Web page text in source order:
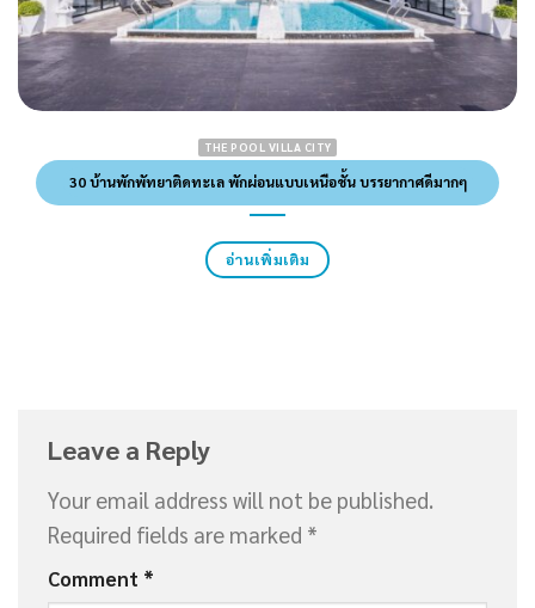
THE POOL VILLA CITY
30 บ้านพักพัทยาติดทะเล พักผ่อนแบบเหนือชั้น บรรยากาศดีมากๆ
อ่านเพิ่มเติม
Leave a Reply
Your email address will not be published.
Required fields are marked *
Comment *